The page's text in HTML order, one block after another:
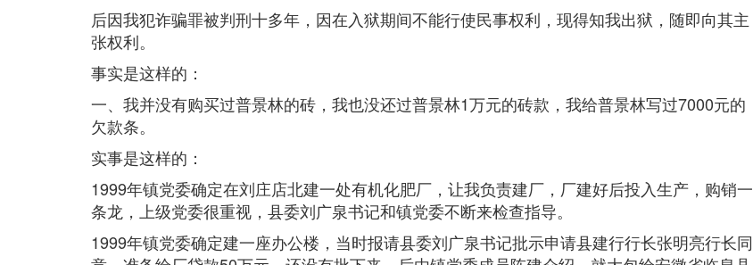
后因我犯诈骗罪被判刑十多年，因在入狱期间不能行使民事权利，现得知我出狱，随即向其主
张权利。
事实是这样的：
一、我并没有购买过普景林的砖，我也没还过普景林1万元的砖款，我给普景林写过7000元的
欠款条。
实事是这样的：
1999年镇党委确定在刘庄店北建一处有机化肥厂，让我负责建厂，厂建好后投入生产，购销一
条龙，上级党委很重视，县委刘广泉书记和镇党委不断来检查指导。
1999年镇党委确定建一座办公楼，当时报请县委刘广泉书记批示申请县建行行长张明亮行长同